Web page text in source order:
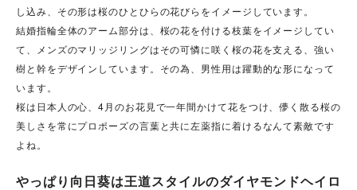
し込み、その形は桜のひとひらの花びらをイメージしています。
結婚指輪全体のアーム部分は、桜の花を付ける枝葉をイメージしてい
て、メンズのマリッジリングはその可憐に咲く桜の花を支える、強い
樹と幹をデザインしています。その為、男性用は躍動的な形になって
います。
桜は日本人の心、4月のお花見で一年間かけて花をつけ、儚く散る桜の
美しさを常にプロポーズの言葉と共に左薬指に着けるなんて素敵です
よね。
やっぱり向日葵は王道スタイルのダイヤモンドヘイロ